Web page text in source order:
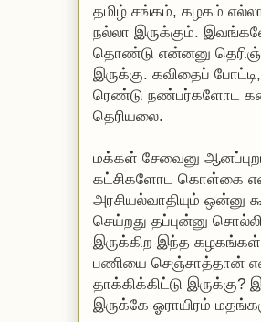
தமிழ் சங்கம், கழகம்
நல்லா இருக்கும்.
தொண்டு என்னனு
இருக்கு. கவிதைப்
ரெண்டு நண்பர்களோட
தெரியலை.
மக்கள் சேவைனு
கட்சிகளோட கொள்கை
அரசியல்வாதியும் ஒன்னு
செய்றது தப்புன்னு
இருக்கிற இந்த
பணியை செஞ்சாத்தான்
தாக்கிக்கிட்டு
இருக்கே ஓராயிரம்